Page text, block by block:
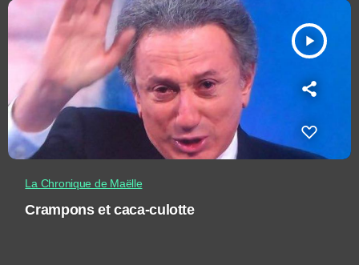
play_arrow
La Chronique de Maëlle
Crampons et caca-culotte